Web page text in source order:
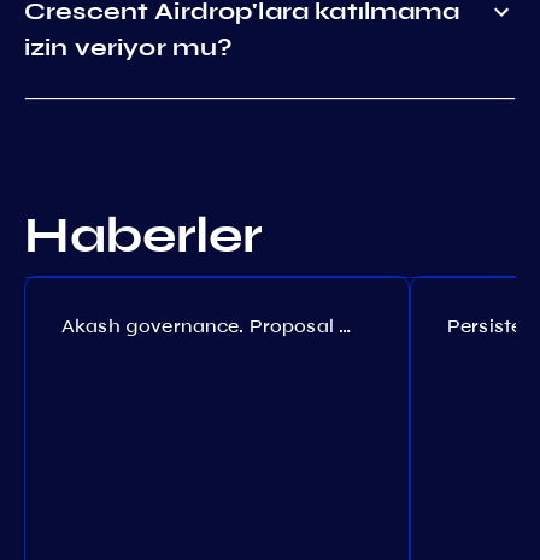
Crescent Airdrop'lara katılmama
izin veriyor mu?
Haberler
Akash governance. Proposal №308